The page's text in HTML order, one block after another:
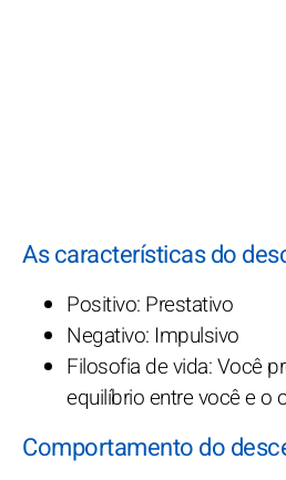
As características do
Positivo: Prestativo
Negativo: Impulsivo
Filosofia de vida: Você
equilíbrio entre você e o
Comportamento do